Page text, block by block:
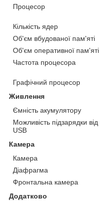
Процесор
Кількість ядер
Об'єм вбудованої пам'яті
Об'єм оперативної пам'яті
Частота процесора
Графічний процесор
Живлення
Ємність акумулятору
Можливість підзарядки від
USB
Камера
Камера
Діафрагма
Фронтальна камера
Додатково